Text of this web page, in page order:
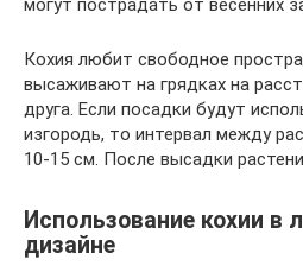
могут пострадать от весенних
Кохия любит свободное
высаживают на грядках на
друга. Если посадки будут
изгородь, то интервал между
10-15 см. После высадки
Использование кохии в
дизайне